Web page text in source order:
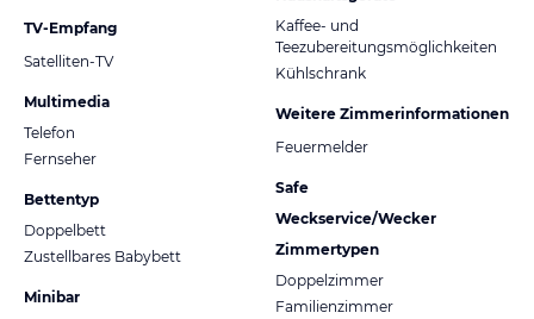
TV-Empfang
Satelliten-TV
Multimedia
Telefon
Fernseher
Bettentyp
Doppelbett
Zustellbares Babybett
Minibar
Kaffee- und
Teezubereitungsmöglichkeiten
Kühlschrank
Weitere Zimmerinformationen
Feuermelder
Safe
Weckservice/Wecker
Zimmertypen
Doppelzimmer
Familienzimmer